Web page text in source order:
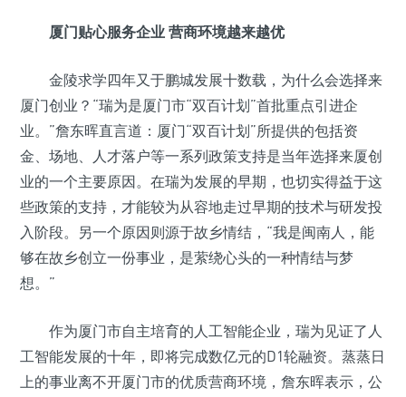
厦门贴心服务企业 营商环境越来越优
金陵求学四年又于鹏城发展十数载，为什么会选择来
厦门创业？“瑞为是厦门市“双百计划”首批重点引进企
业。”詹东晖直言道：厦门“双百计划”所提供的包括资
金、场地、人才落户等一系列政策支持是当年选择来厦创
业的一个主要原因。在瑞为发展的早期，也切实得益于这
些政策的支持，才能较为从容地走过早期的技术与研发投
入阶段。另一个原因则源于故乡情结，“我是闽南人，能
够在故乡创立一份事业，是萦绕心头的一种情结与梦
想。”
作为厦门市自主培育的人工智能企业，瑞为见证了人
工智能发展的十年，即将完成数亿元的D1轮融资。蒸蒸日
上的事业离不开厦门市的优质营商环境，詹东晖表示，公